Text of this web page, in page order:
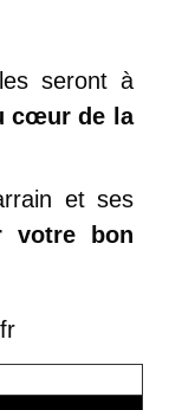
seront à
cœur de la
et ses
votre bon